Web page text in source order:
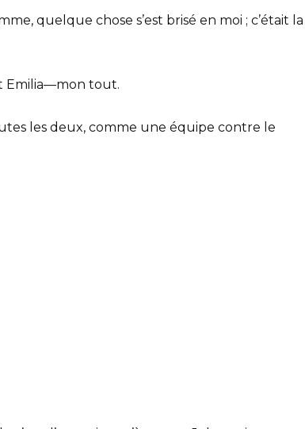
quelque chose s’est brisé en moi ; c’était la
Emilia—mon tout.
les deux, comme une équipe contre le